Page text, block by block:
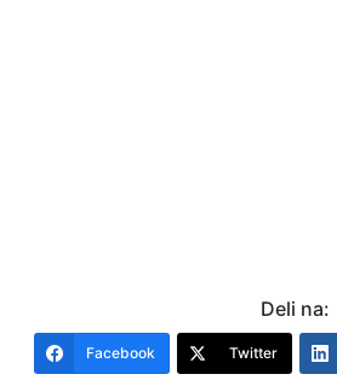
Deli na:
Facebook Twitter